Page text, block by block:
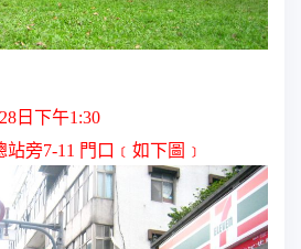
28 日 下午1:30
站旁7-11 門口﹝如下圖﹞